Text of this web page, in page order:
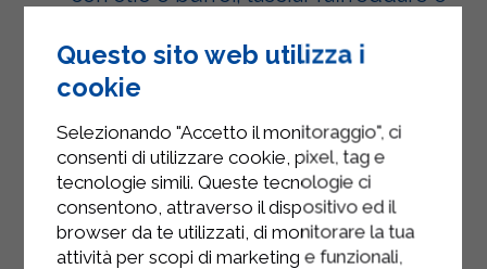
Unire il prezzemolo, l’erba cipollina,
la noce moscata e la farina;
mescolare tutto con cura e lasciar
riposare per almeno mezz’ora.
Prendere l’impasto, formare delle
palline di circa 6-8 centimetri e
passarle nella farina.
Questo sito web utilizza i
cookie
Selezionando "Accetto il monitoraggio", ci
consenti di utilizzare cookie, pixel, tag e
tecnologie simili. Queste tecnologie ci
consentono, attraverso il dispositivo ed il
browser da te utilizzati, di monitorare la tua
attività per scopi di marketing e funzionali,